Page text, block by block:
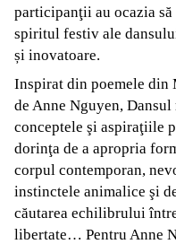
participanţii au ocazia
spiritul festiv ale
și inovatoare.
Inspirat din poemele
de Anne Nguyen,
conceptele şi aspiraţiile
dorinţa de a apropria
corpul contemporan,
instinctele animalice şi
căutarea echilibrului
libertate… Pentru Anne